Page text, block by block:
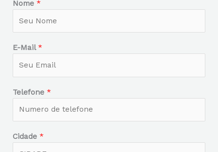
Nome *
E-Mail*
Telefone *
Cidade *